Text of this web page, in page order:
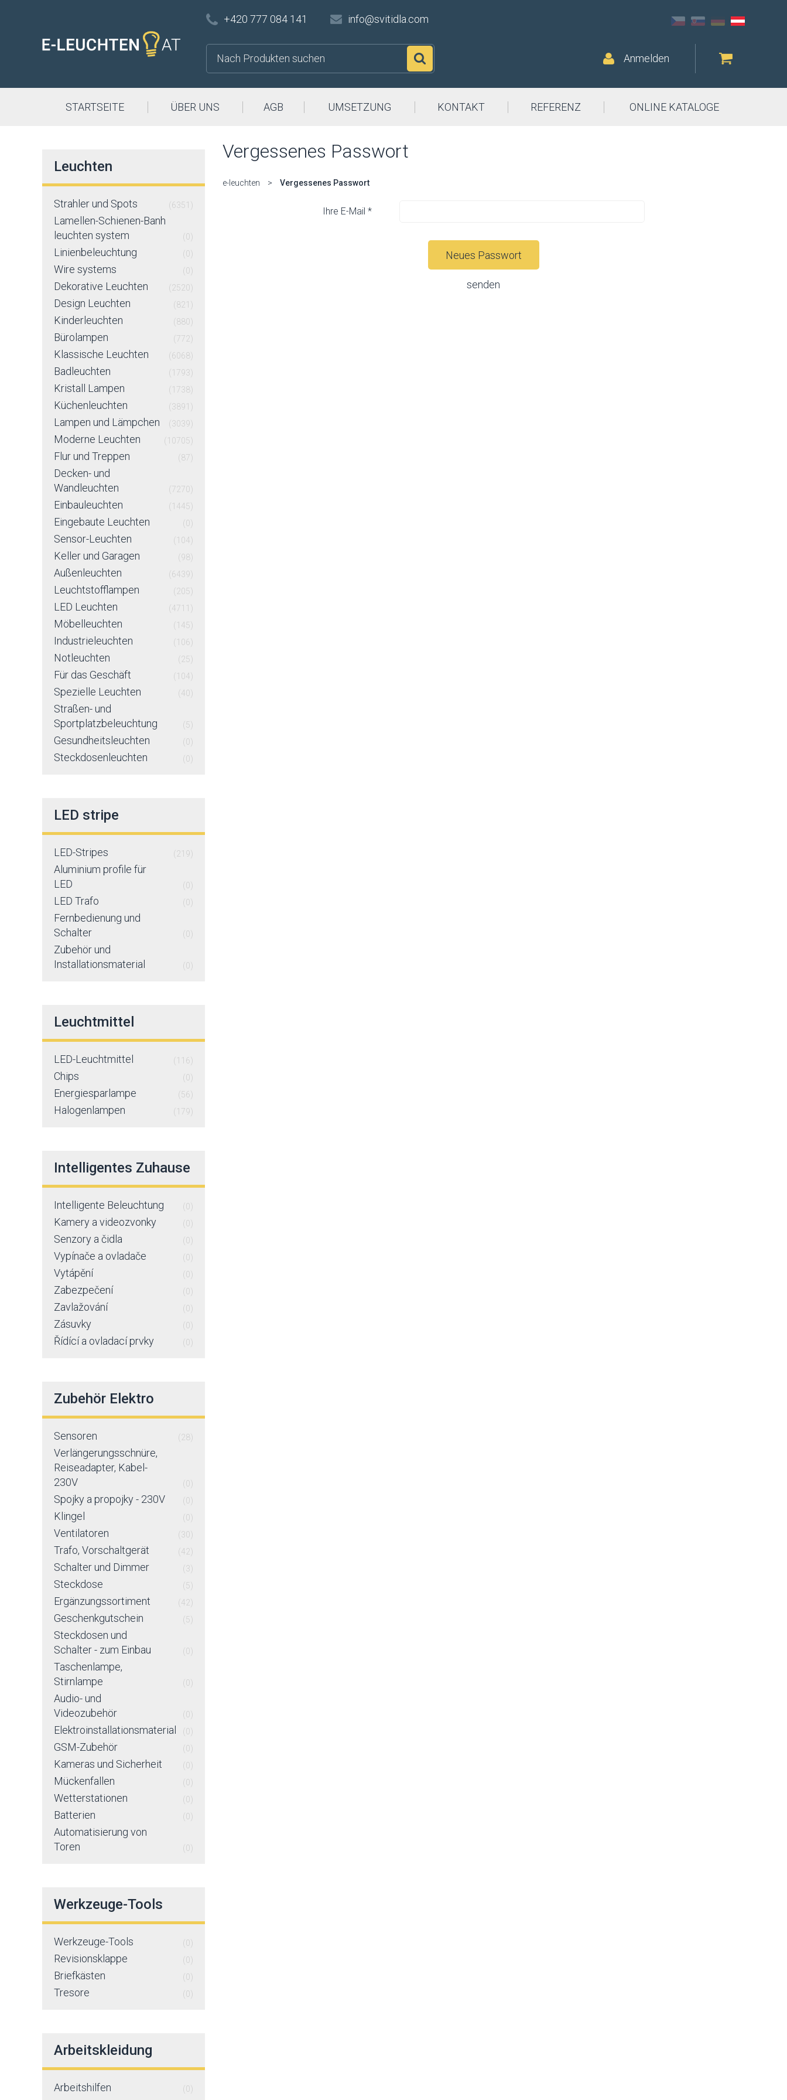
+420 777 084 141 info@svitidla.com
Anmelden
STARTSEITE ÜBER UNS AGB UMSETZUNG KONTAKT REFERENZ ONLINE KATALOGE
Vergessenes Passwort
e-leuchten > Vergessenes Passwort
Ihre E-Mail *
Neues Passwort
senden
Leuchten
Strahler und Spots (6351)
Lamellen-Schienen-Banh
leuchten system
(0)
Linienbeleuchtung (0)
Wire systems (0)
Dekorative Leuchten (2520)
Design Leuchten (821)
Kinderleuchten (880)
Bürolampen (772)
Klassische Leuchten (6068)
Badleuchten (1793)
Kristall Lampen (1738)
Küchenleuchten (3891)
Lampen und Lämpchen (3039)
Moderne Leuchten (10705)
Flur und Treppen (87)
Decken- und
Wandleuchten
(7270)
Einbauleuchten (1445)
Eingebaute Leuchten (0)
Sensor-Leuchten (104)
Keller und Garagen (98)
Außenleuchten (6439)
Leuchtstofflampen (205)
LED Leuchten (4711)
Möbelleuchten (145)
Industrieleuchten (106)
Notleuchten (25)
Für das Geschäft (104)
Spezielle Leuchten (40)
Straßen- und
Sportplatzbeleuchtung
(5)
Gesundheitsleuchten (0)
Steckdosenleuchten (0)
LED stripe
LED-Stripes (219)
Aluminium profile für
LED
(0)
LED Trafo (0)
Fernbedienung und
Schalter
(0)
Zubehör und
Installationsmaterial
(0)
Leuchtmittel
LED-Leuchtmittel (116)
Chips (0)
Energiesparlampe (56)
Halogenlampen (179)
Intelligentes Zuhause
Intelligente Beleuchtung (0)
Kamery a videozvonky (0)
Senzory a čidla (0)
Vypínače a ovladače (0)
Vytápění (0)
Zabezpečení (0)
Zavlažování (0)
Zásuvky (0)
Řídící a ovladací prvky (0)
Zubehör Elektro
Sensoren (28)
Verlängerungsschnüre,
Reiseadapter, Kabel-
230V
(0)
Spojky a propojky - 230V (0)
Klingel (0)
Ventilatoren (30)
Trafo, Vorschaltgerät (42)
Schalter und Dimmer (3)
Steckdose (5)
Ergänzungssortiment (42)
Geschenkgutschein (5)
Steckdosen und
Schalter - zum Einbau
(0)
Taschenlampe,
Stirnlampe
(0)
Audio- und
Videozubehör
(0)
Elektroinstallationsmaterial (0)
GSM-Zubehör (0)
Kameras und Sicherheit (0)
Mückenfallen (0)
Wetterstationen (0)
Batterien (0)
Automatisierung von
Toren
(0)
Werkzeuge-Tools
Werkzeuge-Tools (0)
Revisionsklappe (0)
Briefkästen (0)
Tresore (0)
Arbeitskleidung
Arbeitshilfen (0)